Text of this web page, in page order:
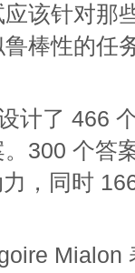
该针对那
棒性的任
计了 466
300 个答
，同时
Mialon